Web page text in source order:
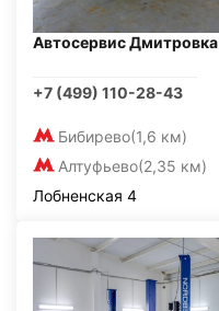
Автосервис Дмитровка
+7 (499) 110-28-43
Бибирево(1,6 км)
Алтуфьево(2,35 км)
Лобненская 4